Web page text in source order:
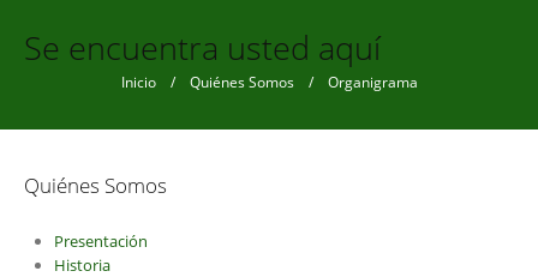
Se encuentra usted aquí
Inicio/ Quiénes Somos/ Organigrama
Quiénes Somos
Presentación
Historia